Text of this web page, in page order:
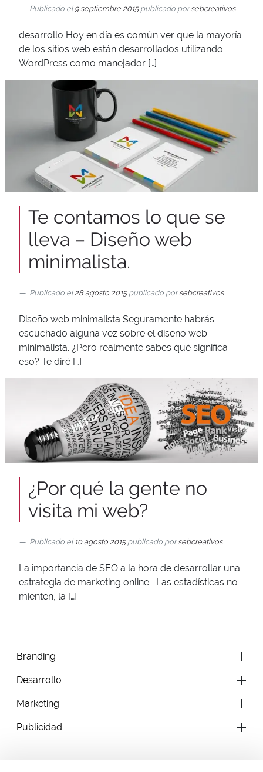
Publicado el 9 septiembre 2015publicado por sebcreativos
desarrollo Hoy en día es común ver que la mayoría
de los sitios web están desarrollados utilizando
WordPress como manejador […]
Te contamos lo que se
lleva – Diseño web
minimalista.
Publicado el 28 agosto 2015publicado por sebcreativos
Diseño web minimalista Seguramente habrás
escuchado alguna vez sobre el diseño web
minimalista. ¿Pero realmente sabes qué significa
eso? Te diré […]
¿Por qué la gente no
visita mi web?
Publicado el 10 agosto 2015publicado por sebcreativos
La importancia de SEO a la hora de desarrollar una
estrategia de marketing online Las estadísticas no
mienten, la […]
Branding
Desarrollo
Marketing
Publicidad